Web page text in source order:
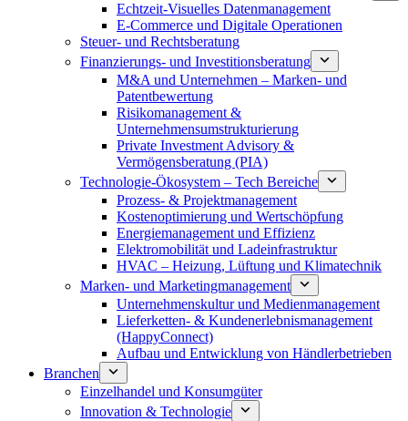
Echtzeit-Visuelles Datenmanagement
E-Commerce und Digitale Operationen
Steuer- und Rechtsberatung
Finanzierungs- und Investitionsberatung
M&A und Unternehmen – Marken- und
Patentbewertung
Risikomanagement &
Unternehmensumstrukturierung
Private Investment Advisory &
Vermögensberatung (PIA)
Technologie-Ökosystem – Tech Bereiche
Prozess- & Projektmanagement
Kostenoptimierung und Wertschöpfung
Energiemanagement und Effizienz
Elektromobilität und Ladeinfrastruktur
HVAC – Heizung, Lüftung und Klimatechnik
Marken- und Marketingmanagement
Unternehmenskultur und Medienmanagement
Lieferketten- & Kundenerlebnismanagement
(HappyConnect)
Aufbau und Entwicklung von Händlerbetrieben
Branchen
Einzelhandel und Konsumgüter
Innovation & Technologie